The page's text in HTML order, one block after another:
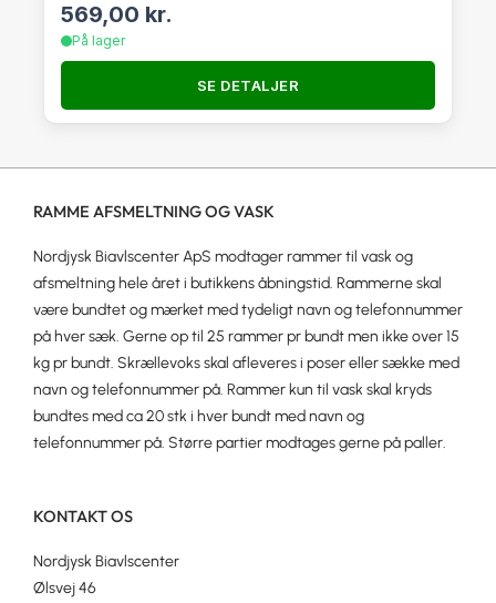
569,00 kr.
På lager
SE DETALJER
RAMME AFSMELTNING OG VASK
Nordjysk Biavlscenter ApS modtager rammer til vask og
afsmeltning hele året i butikkens åbningstid. Rammerne skal
være bundtet og mærket med tydeligt navn og telefonnummer
på hver sæk. Gerne op til 25 rammer pr bundt men ikke over 15
kg pr bundt. Skrællevoks skal afleveres i poser eller sække med
navn og telefonnummer på. Rammer kun til vask skal kryds
bundtes med ca 20 stk i hver bundt med navn og
telefonnummer på. Større partier modtages gerne på paller.
KONTAKT OS
Nordjysk Biavlscenter
Ølsvej 46